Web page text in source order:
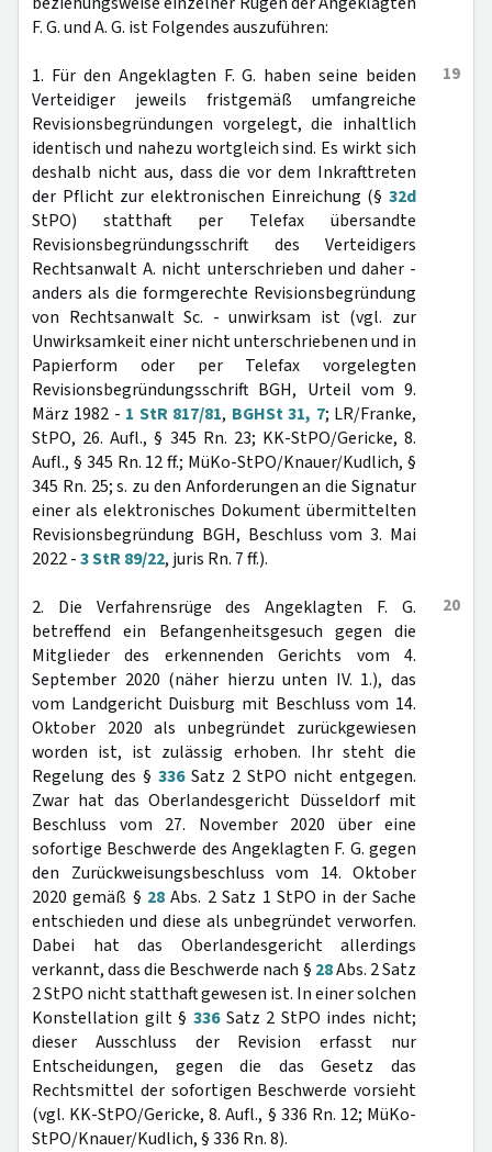
F. G. und A. G. ist Folgendes auszuführen:
19
1. Für den Angeklagten F. G. haben seine beiden
Verteidiger jeweils fristgemäß umfangreiche
Revisionsbegründungen vorgelegt, die inhaltlich
identisch und nahezu wortgleich sind. Es wirkt sich
deshalb nicht aus, dass die vor dem Inkrafttreten
der Pflicht zur elektronischen Einreichung (§ 32d
StPO) statthaft per Telefax übersandte
Revisionsbegründungsschrift des Verteidigers
Rechtsanwalt A. nicht unterschrieben und daher -
anders als die formgerechte Revisionsbegründung
von Rechtsanwalt Sc. - unwirksam ist (vgl. zur
Unwirksamkeit einer nicht unterschriebenen und in
Papierform oder per Telefax vorgelegten
Revisionsbegründungsschrift BGH, Urteil vom 9.
März 1982 - 1 StR 817/81, BGHSt 31, 7; LR/Franke,
StPO, 26. Aufl., § 345 Rn. 23; KK-StPO/Gericke, 8.
Aufl., § 345 Rn. 12 ff.; MüKo-StPO/Knauer/Kudlich, §
345 Rn. 25; s. zu den Anforderungen an die Signatur
einer als elektronisches Dokument übermittelten
Revisionsbegründung BGH, Beschluss vom 3. Mai
2022 -3 StR 89/22, juris Rn. 7 ff.).
20
2. Die Verfahrensrüge des Angeklagten F. G.
betreffend ein Befangenheitsgesuch gegen die
Mitglieder des erkennenden Gerichts vom 4.
September 2020 (näher hierzu unten IV. 1.), das
vom Landgericht Duisburg mit Beschluss vom 14.
Oktober 2020 als unbegründet zurückgewiesen
worden ist, ist zulässig erhoben. Ihr steht die
Regelung des § 336Satz 2 StPO nicht entgegen.
Zwar hat das Oberlandesgericht Düsseldorf mit
Beschluss vom 27. November 2020 über eine
sofortige Beschwerde des Angeklagten F. G. gegen
den Zurückweisungsbeschluss vom 14. Oktober
2020 gemäß § 28 Abs. 2 Satz 1 StPO in der Sache
entschieden und diese als unbegründet verworfen.
Dabei hat das Oberlandesgericht allerdings
verkannt, dass die Beschwerde nach § 28Abs. 2 Satz
2 StPO nicht statthaft gewesen ist. In einer solchen
Konstellation gilt § 336Satz 2 StPO indes nicht;
dieser Ausschluss der Revision erfasst nur
Entscheidungen, gegen die das Gesetz das
Rechtsmittel der sofortigen Beschwerde vorsieht
(vgl. KK-StPO/Gericke, 8. Aufl., § 336 Rn. 12; MüKo-
StPO/Knauer/Kudlich, § 336 Rn. 8).